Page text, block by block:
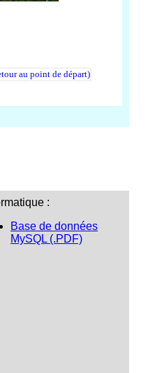
:
Base de données
MySQL (.PDF)